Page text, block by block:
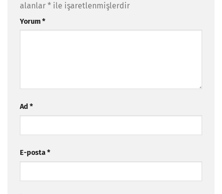
alanlar * ile işaretlenmişlerdir
Yorum*
Ad *
E-posta*